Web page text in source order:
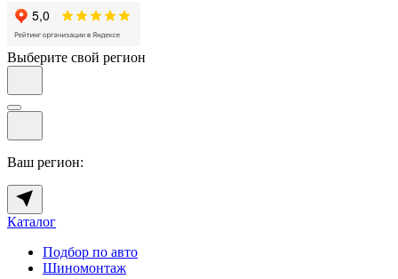
Выберите свой регион
Ваш регион:
Каталог
Подбор по авто
Шиномонтаж